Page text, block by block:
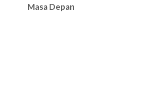
Masa Depan